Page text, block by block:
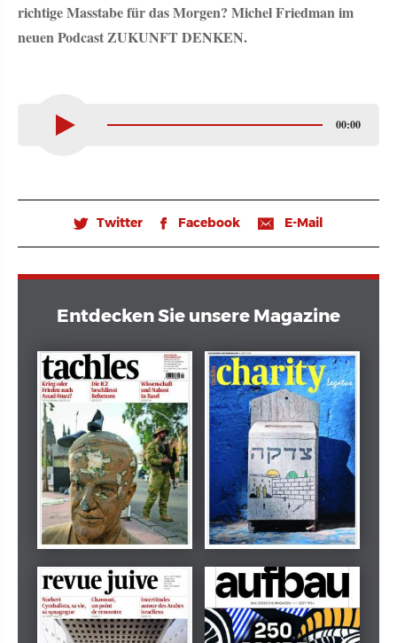
richtige Masstabe für das Morgen? Michel Friedman im
neuen Podcast ZUKUNFT DENKEN.
00:00
🐦 Twitter 𝖿 Facebook 📧 E-Mail
Entdecken Sie unsere Magazine
Dezember 2024
tachles
März 2026
Beilage